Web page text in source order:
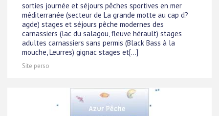
sorties journée et séjours pêches sportives en mer
méditerranée (secteur de La grande motte au cap d?
agde) stages et séjours pêche modernes des
carnassiers (lac du salagou, fleuve hérault) stages
adultes carnassiers sans permis (Black Bass à la
mouche, Leurres) gignac stages et[...]
Site perso